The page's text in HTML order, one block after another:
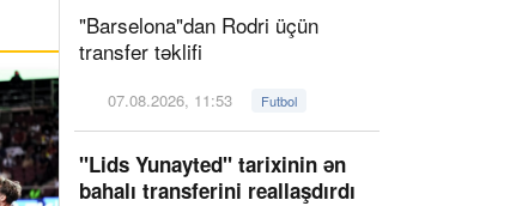
"Barselona"dan Rodri üçün
transfer təklifi
07.08.2026, 11:53 Futbol
"Lids Yunayted" tarixinin ən
bahalı transferini reallaşdırdı